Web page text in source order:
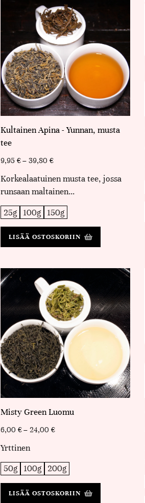
25g 100g 150g
Kultainen Apina - Yunnan, musta
tee
9,95€ – 39,80€
Korkealaatuinen musta tee, jossa
runsaan maltainen…
LISÄÄ OSTOSKORIIN
50g 100g 200g
Misty Green Luomu
6,00€ – 24,00€
Yrttinen
LISÄÄ OSTOSKORIIN